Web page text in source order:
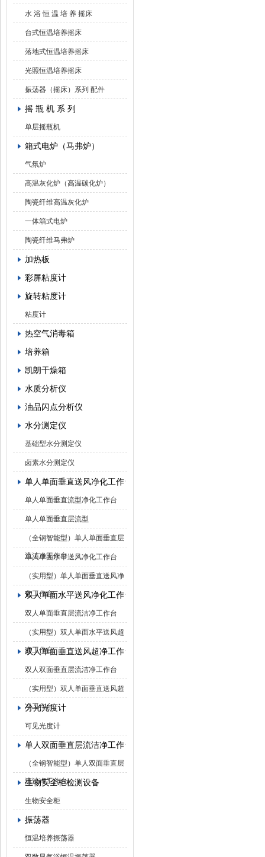
水 浴 恒 温 培 养 摇床
台式恒温培养摇床
落地式恒温培养摇床
光照恒温培养摇床
振荡器（摇床）系列 配件
摇 瓶 机 系 列
单层摇瓶机
箱式电炉（马弗炉）
气氛炉
高温灰化炉（高温碳化炉）
陶瓷纤维高温灰化炉
一体箱式电炉
陶瓷纤维马弗炉
加热板
彩屏粘度计
旋转粘度计
粘度计
热空气消毒箱
培养箱
凯朗干燥箱
水质分析仪
油品闪点分析仪
水分测定仪
基础型水分测定仪
卤素水分测定仪
单人单面垂直送风净化工作台
单人单面垂直流型净化工作台
单人单面垂直层流型
（全钢智能型）单人单面垂直层
流洁净工作台
单人单面水平送风净化工作台
（实用型）单人单面垂直送风净
化工作台
双人单面水平送风净化工作台
双人单面垂直层流洁净工作台
（实用型）双人单面水平送风超
净工作台
双人单面垂直送风超净工作台
双人双面垂直层流洁净工作台
（实用型）双人单面垂直送风超
净工作台
分光光度计
可见光度计
单人双面垂直层流洁净工作台
（全钢智能型）单人双面垂直层
流洁净工作台
生物安全柜检测设备
生物安全柜
振荡器
恒温培养振荡器